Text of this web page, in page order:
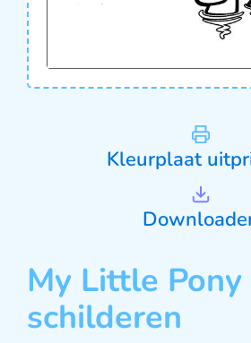
Kleurplaat
My Little Pony
schilderen